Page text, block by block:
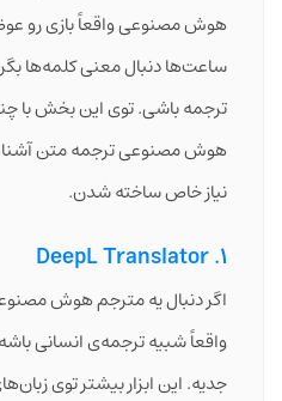
هوش مصنوعی واقعاً بازی رو
ساعت‌ها دنبال معنی کلمه‌ها
ترجمه باشی. توی این بخش با
هوش مصنوعی ترجمه متن آشنا
نیاز خاص ساخته شدن.
1. DeepL Translator
اگر دنبال یه مترجم هوش
جدیه. این ابزار بیشتر توی